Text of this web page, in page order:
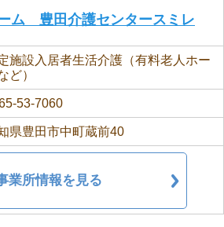
ム 豊田介護センタースミレ
施設入居者生活介護（有料老人ホー
ど）
53-7060
県豊田市中町蔵前40
業所情報を見る